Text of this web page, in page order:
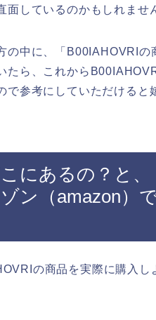
しているのかもしれませ
の中に、「B00IAHOVRIの
たら、これから
で参考にしていただけると
にあるの？と、
ン（amazon）
の商品を実際に購入し